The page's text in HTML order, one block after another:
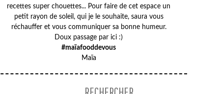
recettes super chouettes... Pour faire de cet espace un
petit rayon de soleil, qui je le souhaite, saura vous
réchauffer et vous communiquer sa bonne humeur.
Doux passage par ici :)
#maïafooddevous
Maïa
ARC-
POIREAUX